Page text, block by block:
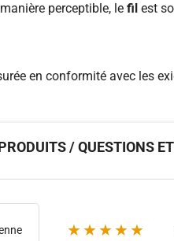
perceptible, le fil est
en conformité avec les
/ QUESTIONS
★★★★★